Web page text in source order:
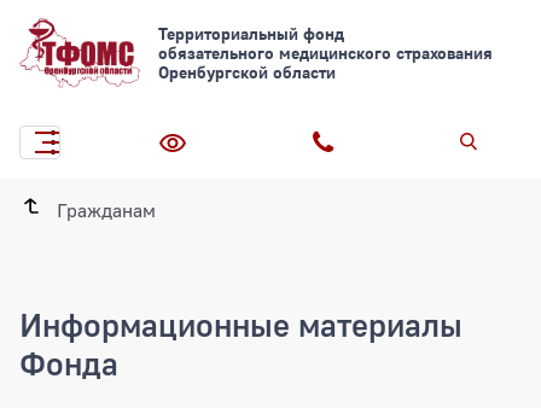
Территориальный фонд
обязательного медицинского страхования
Оренбургской области
Гражданам
Информационные материалы
Фонда